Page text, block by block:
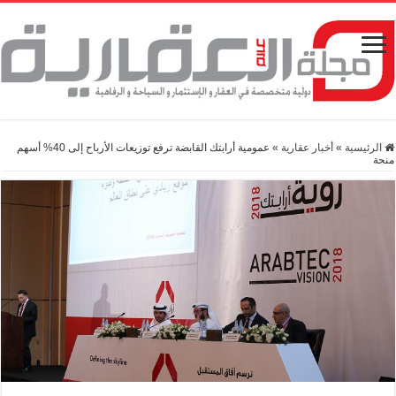
الرئيسية » أخبار عقارية »
عمومية أرابتك القابضة ترفع توزيعات الأرباح إلى 40% أسهم
منحة